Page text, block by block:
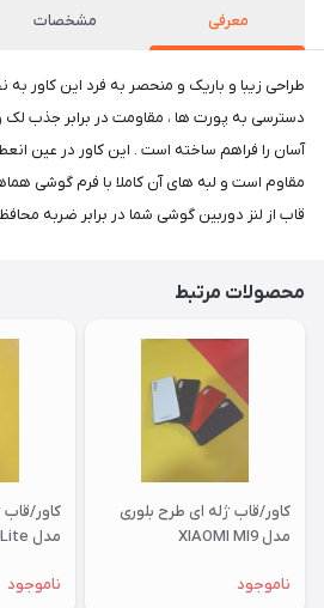
معرفی مشخصات
طراحی زیبا و باریک و منحصر به فرد این
دسترسی به پورت ها ، مقاومت در برابر جذب
آسان را فراهم ساخته است . این کاور در عین
مقاوم است و لبه های آن کاملا با فرم گوشی
قاب از لنز دوربین گوشی شما در برابر ضربه
محصولات مرتبط
کاور/قاب ژله ای طرح بلوری
مدل XIAOMI MI9
ناموجود
کاور/
مدل XIAOMI MI9Lite
ناموجود